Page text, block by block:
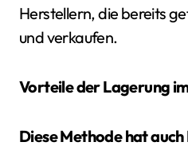
Herstellern, die bereits
und verkaufen.
Vorteile der Lagerung
Diese Methode hat